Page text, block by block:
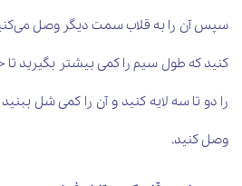
سپس آن را به قلاب سمت دیگر وصل
کنید که طول سیم را کمی بیشتر بگیرید
را دو تا سه لایه کنید و آن را کمی شل
وصل کنید.